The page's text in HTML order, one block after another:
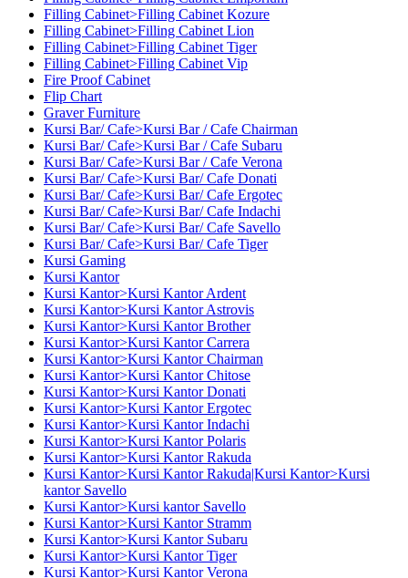
Filling Cabinet>Filling Cabinet Kozure
Filling Cabinet>Filling Cabinet Lion
Filling Cabinet>Filling Cabinet Tiger
Filling Cabinet>Filling Cabinet Vip
Fire Proof Cabinet
Flip Chart
Graver Furniture
Kursi Bar/ Cafe>Kursi Bar / Cafe Chairman
Kursi Bar/ Cafe>Kursi Bar / Cafe Subaru
Kursi Bar/ Cafe>Kursi Bar / Cafe Verona
Kursi Bar/ Cafe>Kursi Bar/ Cafe Donati
Kursi Bar/ Cafe>Kursi Bar/ Cafe Ergotec
Kursi Bar/ Cafe>Kursi Bar/ Cafe Indachi
Kursi Bar/ Cafe>Kursi Bar/ Cafe Savello
Kursi Bar/ Cafe>Kursi Bar/ Cafe Tiger
Kursi Gaming
Kursi Kantor
Kursi Kantor>Kursi Kantor Ardent
Kursi Kantor>Kursi Kantor Astrovis
Kursi Kantor>Kursi Kantor Brother
Kursi Kantor>Kursi Kantor Carrera
Kursi Kantor>Kursi Kantor Chairman
Kursi Kantor>Kursi Kantor Chitose
Kursi Kantor>Kursi Kantor Donati
Kursi Kantor>Kursi Kantor Ergotec
Kursi Kantor>Kursi Kantor Indachi
Kursi Kantor>Kursi Kantor Polaris
Kursi Kantor>Kursi Kantor Rakuda
Kursi Kantor>Kursi Kantor Rakuda|Kursi Kantor>Kursi
kantor Savello
Kursi Kantor>Kursi kantor Savello
Kursi Kantor>Kursi Kantor Stramm
Kursi Kantor>Kursi Kantor Subaru
Kursi Kantor>Kursi Kantor Tiger
Kursi Kantor>Kursi Kantor Verona